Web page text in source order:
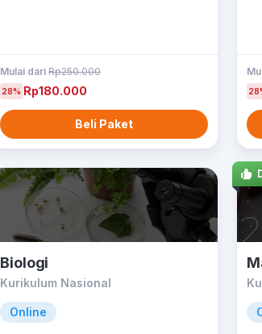
Mulai dari Rp250.000
28% Rp180.000
Beli Paket
Biologi
Kurikulum Nasional
Online